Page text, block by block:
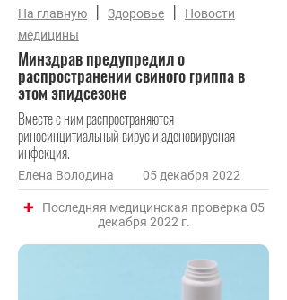
На главную | Здоровье |
Новости
медицины
Минздрав предупредил о
распространении свиного гриппа в
этом эпидсезоне
Вместе с ним распространяются
риносинцитиальный вирус и аденовирусная
инфекция.
Елена Володина 05 декабря 2022
Последняя медицинская проверка 05
декабря 2022 г.